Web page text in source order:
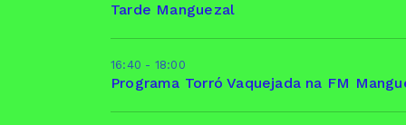
Tarde Manguezal
16:40 - 18:00
Programa Torró Vaquejada na FM